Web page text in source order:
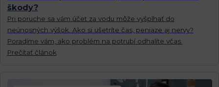
škody?
Pri poruche sa vám účet za vodu môže vyšplhať do
neúnosných výšok. Ako si ušetríte čas, peniaze aj nervy?
Poradíme vám, ako problém na potrubí odhalíte včas.
Prečítať článok